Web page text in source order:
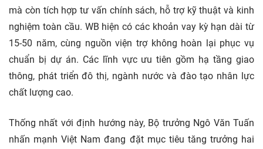
mà còn tích hợp tư vấn chính sách, hỗ trợ kỹ thuật và kinh
nghiệm toàn cầu. WB hiện có các khoản vay kỳ hạn dài từ
15-50 năm, cùng nguồn viện trợ không hoàn lại phục vụ
chuẩn bị dự án. Các lĩnh vực ưu tiên gồm hạ tầng giao
thông, phát triển đô thị, ngành nước và đào tạo nhân lực
chất lượng cao.
Thống nhất với định hướng này, Bộ trưởng Ngô Văn Tuấn
nhấn mạnh Việt Nam đang đặt mục tiêu tăng trưởng hai